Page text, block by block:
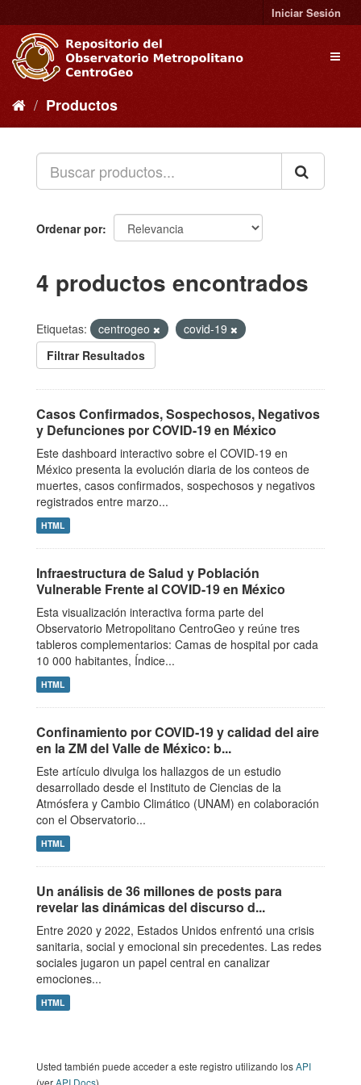
al
contenido
Iniciar Sesión
Productos
Ordenar por
4 productos encontrados
Etiquetas: centrogeo
covid-19
Filtrar Resultados
Casos Confirmados, Sospechosos, Negativos
y Defunciones por COVID-19 en México
Este dashboard interactivo sobre el COVID-19 en
México presenta la evolución diaria de los conteos de
muertes, casos confirmados, sospechosos y negativos
registrados entre marzo...
HTML
Infraestructura de Salud y Población
Vulnerable Frente al COVID-19 en México
Esta visualización interactiva forma parte del
Observatorio Metropolitano CentroGeo y reúne tres
tableros complementarios: Camas de hospital por cada
10 000 habitantes, Índice...
HTML
Confinamiento por COVID‑19 y calidad del aire
en la ZM del Valle de México: b...
Este artículo divulga los hallazgos de un estudio
desarrollado desde el Instituto de Ciencias de la
Atmósfera y Cambio Climático (UNAM) en colaboración
con el Observatorio...
HTML
Un análisis de 36 millones de posts para
revelar las dinámicas del discurso d...
Entre 2020 y 2022, Estados Unidos enfrentó una crisis
sanitaria, social y emocional sin precedentes. Las redes
sociales jugaron un papel central en canalizar
emociones...
HTML
Usted también puede acceder a este registro utilizando losAPI
(ver API Docs).